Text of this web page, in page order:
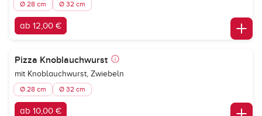
Ø 28 cm Ø 32 cm
ab 12,00 €
Pizza Knoblauchwurst
mit Knoblauchwurst, Zwiebeln
Ø 28 cm Ø 32 cm
ab 10,00 €